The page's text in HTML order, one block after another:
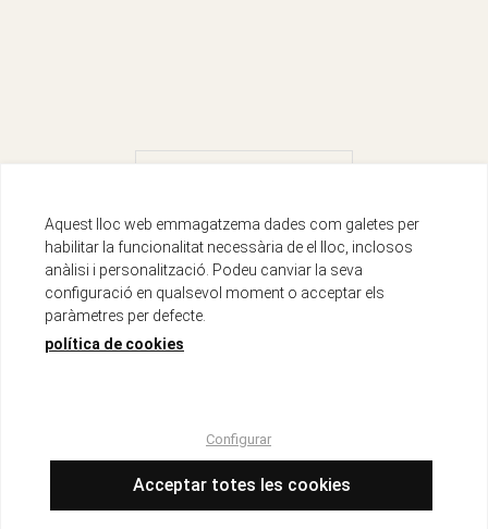
Menu
Inici
La cooperativa
Aquest lloc web emmagatzema dades com galetes per
habilitar la funcionalitat necessària de el lloc, inclosos
anàlisi i personalització. Podeu canviar la seva
configuració en qualsevol moment o acceptar els
paràmetres per defecte.
política de cookies
Configurar
Acceptar totes les cookies